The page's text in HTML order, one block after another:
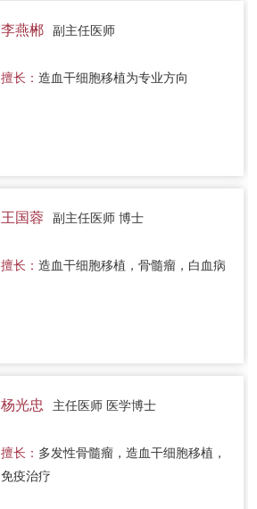
李燕郴 副主任医师
擅长： 造血干细胞移植为专业方向
王国蓉 副主任医师 博士
擅长： 造血干细胞移植，骨髓瘤，白血病
杨光忠 主任医师 医学博士
擅长： 多发性骨髓瘤，造血干细胞移植，
免疫治疗